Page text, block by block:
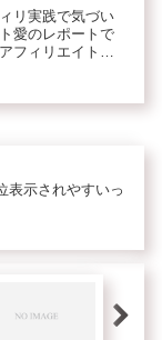
リ実践で気づい
愛のレポートで
フィリエイトを
アップする可能
表示されやすいっ